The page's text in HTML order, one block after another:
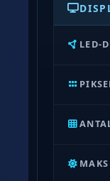
n
LED-
MAKS